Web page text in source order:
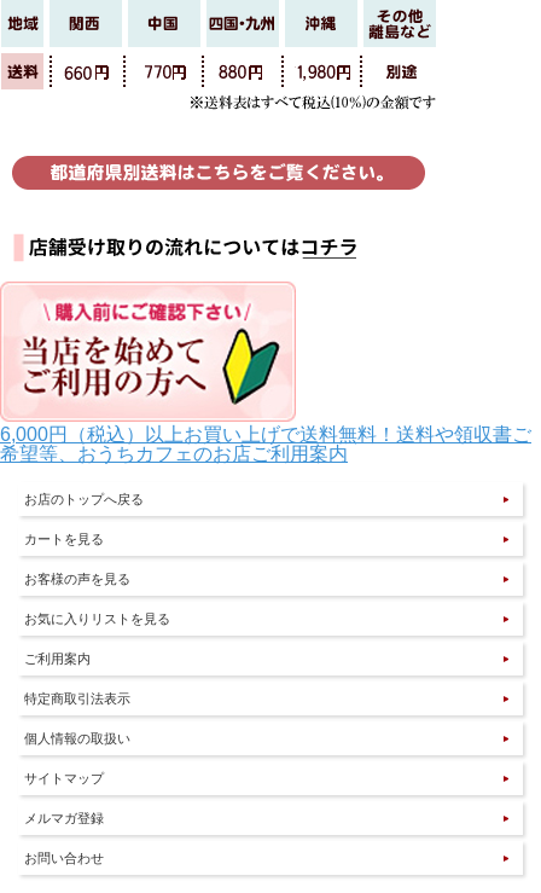
6,000円（税込）以上お買い上げで送料無料！送料や領収書ご
希望等、おうちカフェのお店ご利用案内
お店のトップへ戻る
カートを見る
お客様の声を見る
お気に入りリストを見る
ご利用案内
特定商取引法表示
個人情報の取扱い
サイトマップ
メルマガ登録
お問い合わせ